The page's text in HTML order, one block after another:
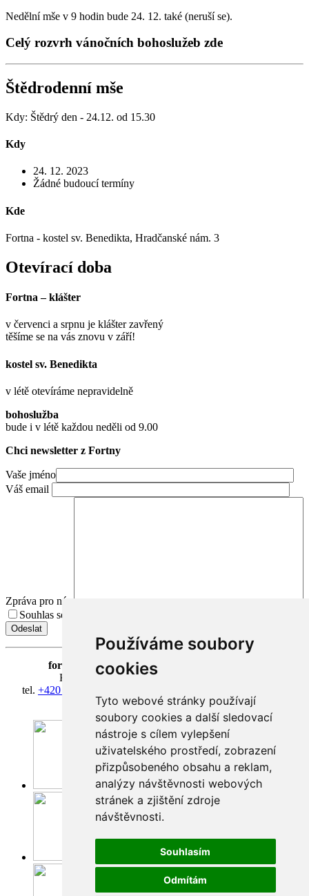
Používáme soubory
cookies
Tyto webové stránky používají
soubory cookies a další sledovací
nástroje s cílem vylepšení
uživatelského prostředí, zobrazení
přizpůsobeného obsahu a reklam,
analýzy návštěvnosti webových
stránek a zjištění zdroje
návštěvnosti.
Souhlasím
Odmítám
Nedělní mše v 9 hodin bude 24. 12. také (neruší se).
Celý rozvrh vánočních bohoslužeb zde
Štědrodenní mše
Kdy: Štědrý den - 24.12. od 15.30
Kdy
24. 12. 2023
Žádné budoucí termíny
Kde
Fortna - kostel sv. Benedikta, Hradčanské nám. 3
Otevírací doba
Fortna – klášter
v červenci a srpnu je klášter zavřený
těšíme se na vás znovu v září!
kostel sv. Benedikta
v létě otevíráme nepravidelně
bohoslužba
bude i v létě každou neděli od 9.00
Chci newsletter z Fortny
Vaše jméno
Váš email
Zpráva pro nás
Souhlas se zpracováním osobních údajů.
fortna
| Hradčanské nám. 3/184 | 118 00 Praha 1
Klášter Hradčany Řádu bosých karmelitánů
tel. +420 603 428 601
fortna@fortna.eu
Facebook